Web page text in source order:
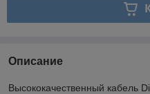
Описание
Высококачественный кабель